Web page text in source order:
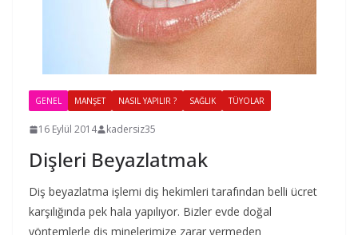
GENEL MANŞET NASIL YAPILIR ? SAĞLIK TÜYOLAR
16 Eylül 2014 kadersiz35
Dişleri Beyazlatmak
Diş beyazlatma işlemi diş hekimleri tarafından belli ücret
karşılığında pek hala yapılıyor. Bizler evde doğal
yöntemlerle diş minelerimize zarar vermeden